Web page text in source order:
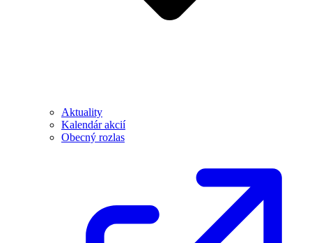
Aktuality
Kalendár akcií
Obecný rozlas